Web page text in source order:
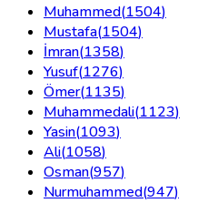
Muhammed(1504)
Mustafa(1504)
İmran(1358)
Yusuf(1276)
Ömer(1135)
Muhammedali(1123)
Yasin(1093)
Ali(1058)
Osman(957)
Nurmuhammed(947)